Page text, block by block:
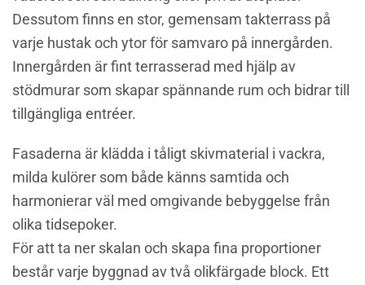
Dessutom finns en stor, gemensam takterrass på
varje hustak och ytor för samvaro på innergården.
Innergården är fint terrasserad med hjälp av
stödmurar som skapar spännande rum och bidrar till
tillgängliga entréer.
Fasaderna är klädda i tåligt skivmaterial i vackra,
milda kulörer som både känns samtida och
harmonierar väl med omgivande bebyggelse från
olika tidsepoker.
För att ta ner skalan och skapa fina proportioner
består varje byggnad av två olikfärgade block. Ett